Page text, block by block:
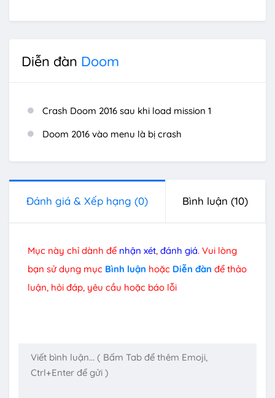
Diễn đàn Doom
Crash Doom 2016 sau khi load mission 1
Doom 2016 vào menu là bị crash
Đánh giá & Xếp hạng (0) Bình luận (10)
Mục này chỉ dành để nhận xét, đánh giá. Vui lòng
bạn sử dụng mục Bình luận hoặc Diễn đàn để thảo
luận, hỏi đáp, yêu cầu hoặc báo lỗi